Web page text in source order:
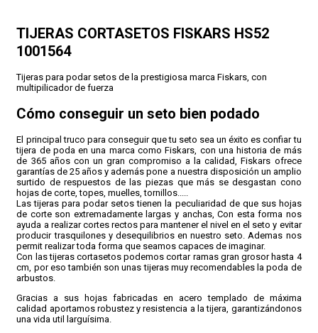
TIJERAS CORTASETOS FISKARS HS52
1001564
Tijeras para podar setos de la prestigiosa marca Fiskars, con
multipilicador de fuerza
Cómo conseguir un seto bien podado
El principal truco para conseguir que tu seto sea un éxito es confiar tu
tijera de poda en una marca como Fiskars, con una historia de más
de 365 años con un gran compromiso a la calidad, Fiskars ofrece
garantías de 25 años y además pone a nuestra disposición un amplio
surtido de respuestos de las piezas que más se desgastan cono
hojas de corte, topes, muelles, tornillos.....
Las tijeras para podar setos tienen la peculiaridad de que sus hojas
de corte son extremadamente largas y anchas, Con esta forma nos
ayuda a realizar cortes rectos para mantener el nivel en el seto y evitar
producir trasquilones y desequilibrios en nuestro seto. Ademas nos
permit realizar toda forma que seamos capaces de imaginar.
Con las tijeras cortasetos podemos cortar ramas gran grosor hasta 4
cm, por eso también son unas tijeras muy recomendables la poda de
arbustos.
Gracias a sus hojas fabricadas en acero templado de máxima
calidad aportamos robustez y resistencia a la tijera, garantizándonos
una vida util larguísima.